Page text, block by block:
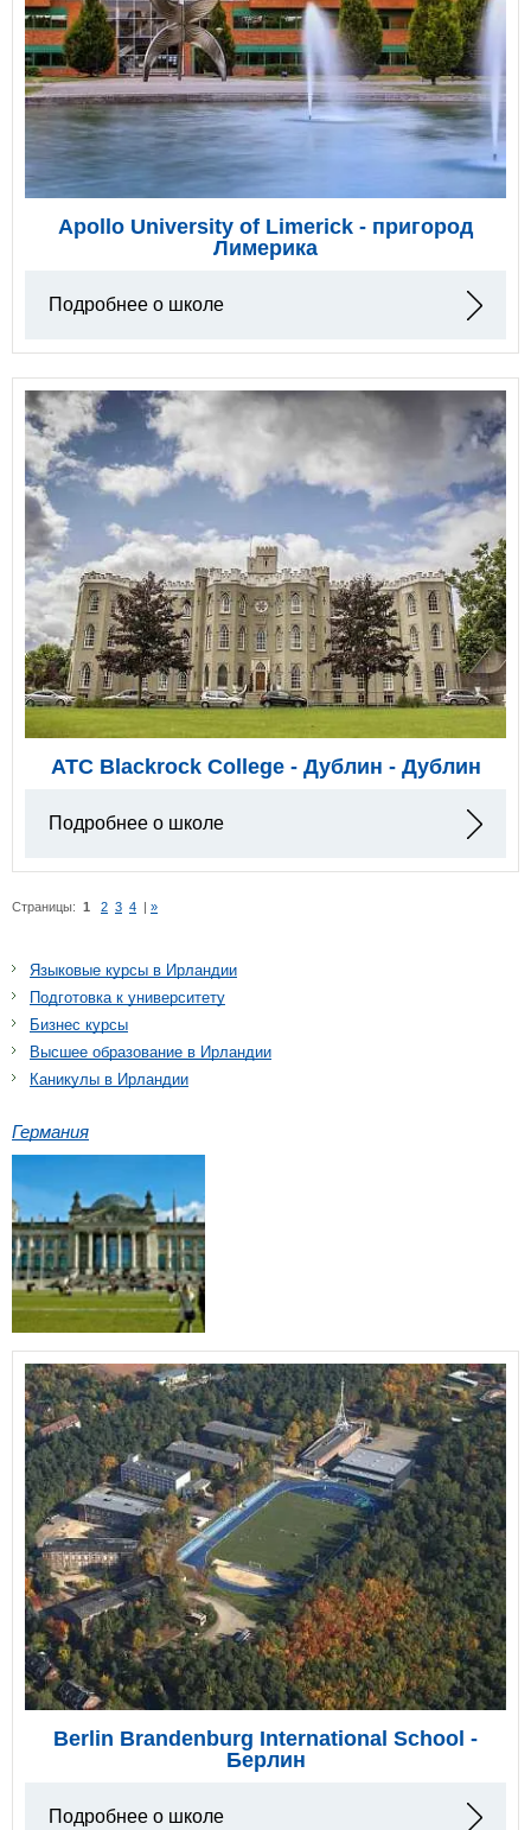
Apollo University of Limerick - пригород
Лимерика
Подробнее о школе
ATC Blackrock College - Дублин - Дублин
Подробнее о школе
Страницы: 1 2 3 4 | »
Языковые курсы в Ирландии
Подготовка к университету
Бизнес курсы
Высшее образование в Ирландии
Каникулы в Ирландии
Германия
Berlin Brandenburg International School -
Берлин
Подробнее о школе